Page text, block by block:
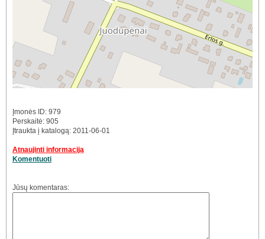
Įmonės ID: 979
Perskaitė: 905
Įtraukta į katalogą: 2011-06-01
Atnaujinti informaciją
Komentuoti
Jūsų komentaras: